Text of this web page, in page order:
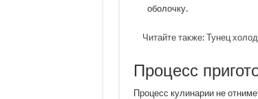
оболочку.
Читайте также: Тунец
Процесс
Процесс кулинарии не